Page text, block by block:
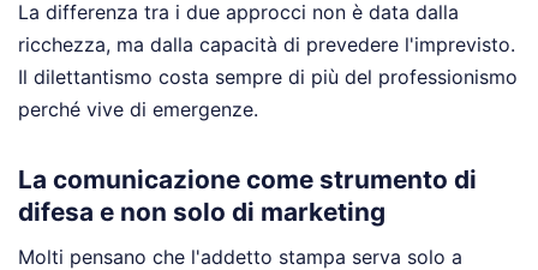
La differenza tra i due approcci non è data dalla
ricchezza, ma dalla capacità di prevedere l'imprevisto.
Il dilettantismo costa sempre di più del professionismo
perché vive di emergenze.
La comunicazione come strumento di
difesa e non solo di marketing
Molti pensano che l'addetto stampa serva solo a